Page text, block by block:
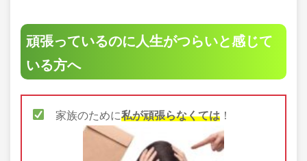
頑張っているのに人生がつらいと感じて
いる方へ
家族のために私が頑張らなくては ！